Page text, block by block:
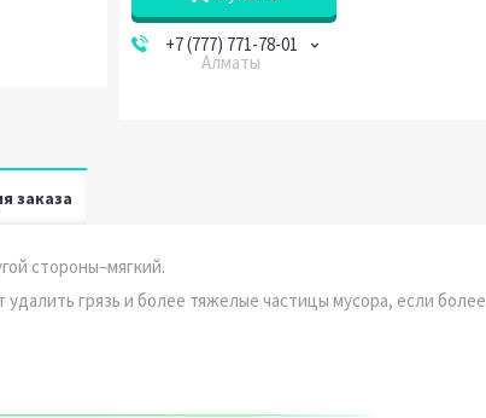
+7 (777) 771-78-01
Алматы
заказа
стороны–мягкий.
грязь и более тяжелые частицы мусора, если более